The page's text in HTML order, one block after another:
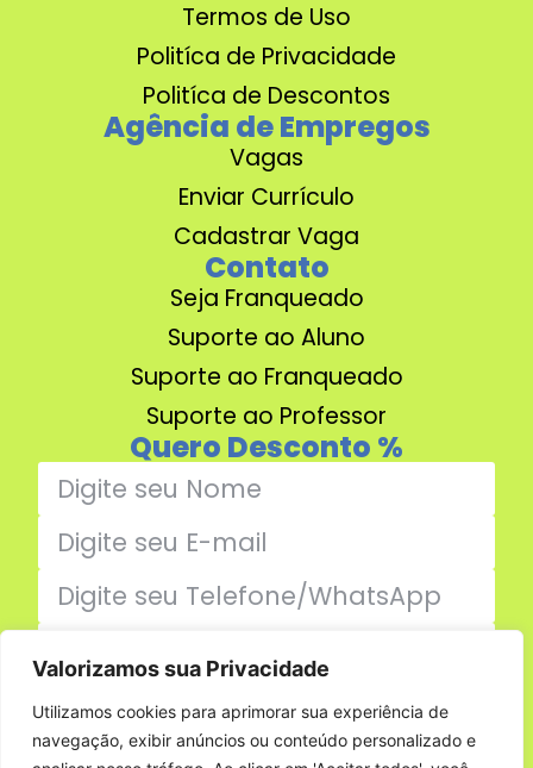
Valorizamos sua Privacidade
Utilizamos cookies para aprimorar sua experiência de
navegação, exibir anúncios ou conteúdo personalizado e
Termos de Uso
Politíca de Privacidade
Politíca de Descontos
Agência de Empregos
Vagas
Enviar Currículo
Cadastrar Vaga
Contato
Seja Franqueado
Suporte ao Aluno
Suporte ao Franqueado
Suporte ao Professor
Quero Desconto %
Enviar
Família Jumper